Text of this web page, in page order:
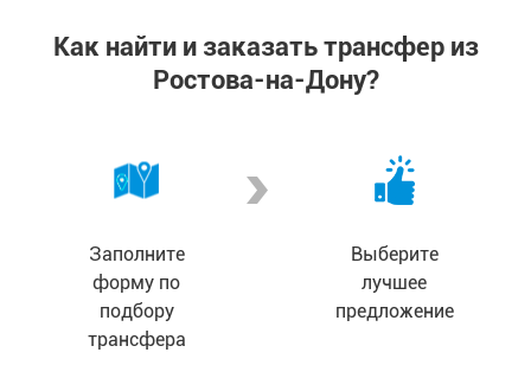
Как найти и заказать трансфер из
Ростова-на-Дону?
Заполните
форму по
подбору
трансфера
Выберите
лучшее
предложение